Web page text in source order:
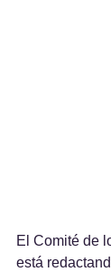
El Comité de
está